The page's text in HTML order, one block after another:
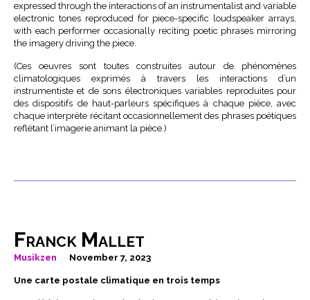
expressed through the interactions of an instrumentalist and variable
electronic tones reproduced for piece-specific loudspeaker arrays,
with each performer occasionally reciting poetic phrases mirroring
the imagery driving the piece.
(Ces oeuvres sont toutes construites autour de phénomènes
climatologiques exprimés à travers les interactions d’un
instrumentiste et de sons électroniques variables reproduites pour
des dispositifs de haut-parleurs spécifiques à chaque pièce, avec
chaque interprète récitant occasionnellement des phrases poétiques
reflétant l’imagerie animant la pièce.)
Franck Mallet
Musikzen November 7, 2023
Une carte postale climatique en trois temps